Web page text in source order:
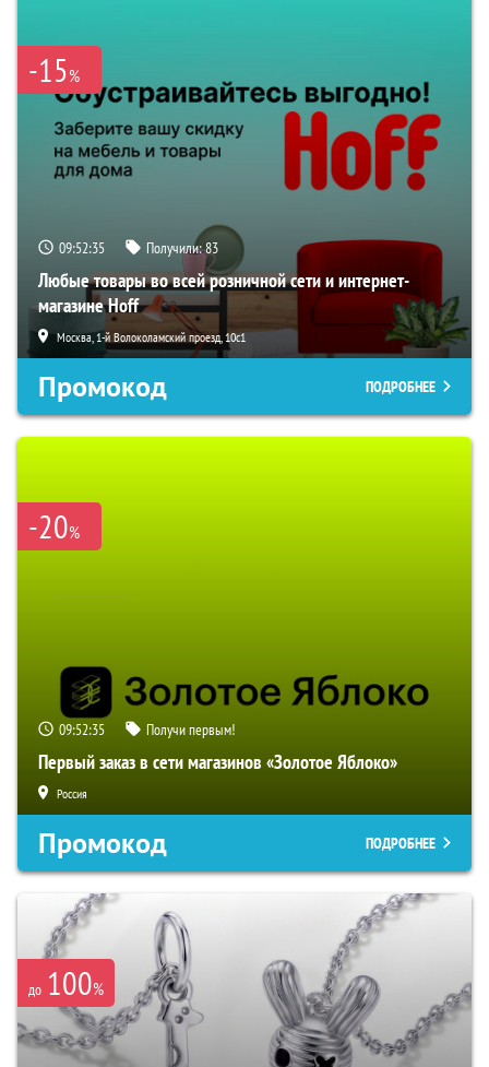
-15%
09:52:34 Получили:83
Любые товары во всей розничной сети и интернет-
магазине Hoff
Москва, 1-й Волоколамский проезд, 10с1
Промокод ПОДРОБНЕЕ
-20%
09:52:34 Получи первым!
Первый заказ в сети магазинов «Золотое Яблоко»
Россия
Промокод ПОДРОБНЕЕ
до 100%